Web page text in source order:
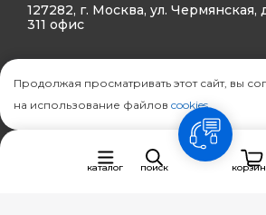
127282, г. Москва, ул. Чермянская,
311 офис
Политика конфиденциальности
Политика использования Cookies
© Ifreez - продажа и установка
каталог поиск
связь
Продолжая просматривать этот сайт, вы
на использование файлов cookies.